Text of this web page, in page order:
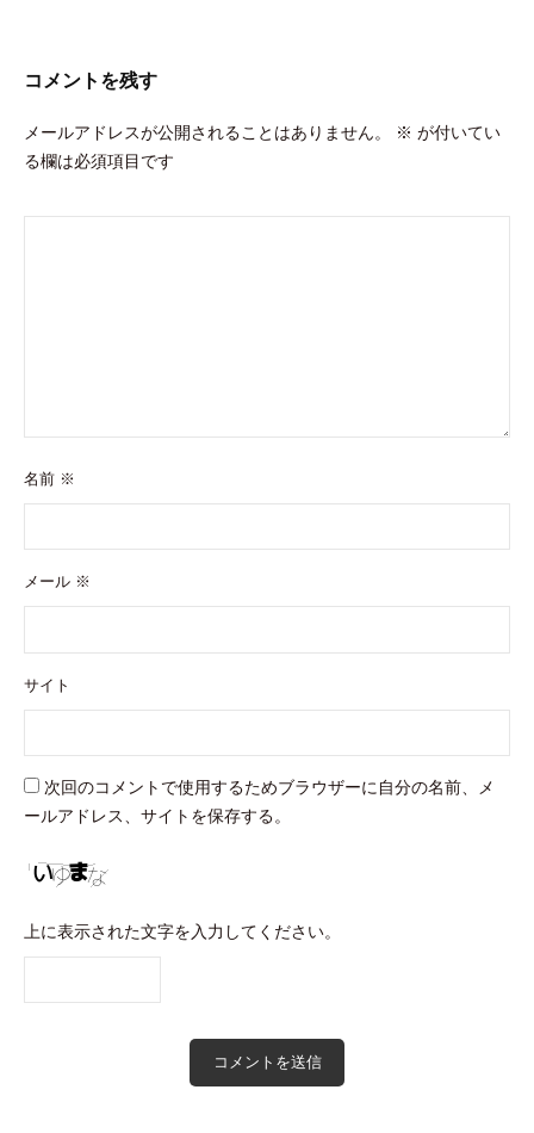
ン
コメントを残す
メールアドレスが公開されることはありません。 ※ が付いてい
る欄は必須項目です
名前 ※
メール ※
サイト
次回のコメントで使用するためブラウザーに自分の名前、メ
ールアドレス、サイトを保存する。
上に表示された文字を入力してください。